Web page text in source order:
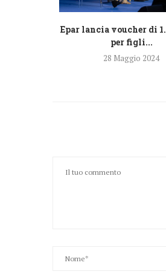
Epar lancia voucher di
per figli...
28 Maggio 2024